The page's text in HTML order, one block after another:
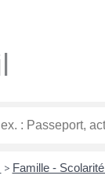
MAZERAY
> Famille - Scolarité